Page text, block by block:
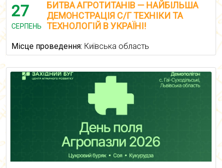
27
СЕРПЕНЬ
БИТВА АГРОТИТАНІВ — НАЙБІЛЬША
ДЕМОНСТРАЦІЯ С/Г ТЕХНІКИ ТА
ТЕХНОЛОГІЙ В УКРАЇНІ!
Місце проведення: Київська область